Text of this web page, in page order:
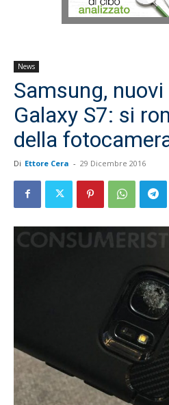
News
Samsung,
Galaxy S7: si
della
Di Ettore Cera - 29 Dicembre 2016